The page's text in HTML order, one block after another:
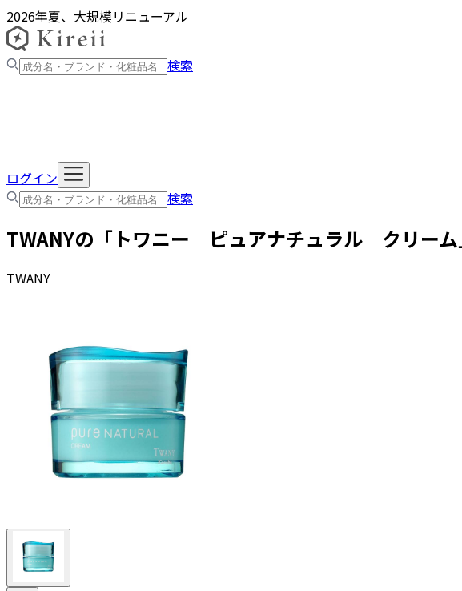
2026年夏、大規模リニューアル
検索
ログイン
検索
TWANYの「 トワニー ピュアナチュラル クリーム
TWANY